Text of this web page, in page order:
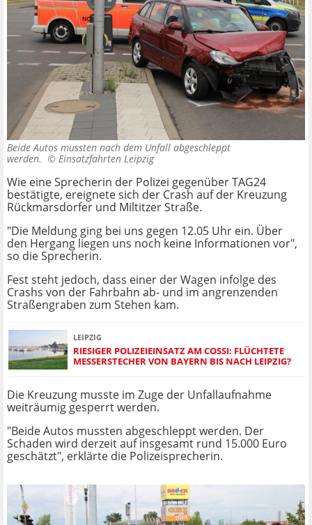
Beide Autos mussten nach dem Unfall abgeschleppt
werden. © Einsatzfahrten Leipzig
Wie eine Sprecherin der Polizei gegenüber TAG24
bestätigte, ereignete sich der Crash auf der Kreuzung
Rückmarsdorfer und Miltitzer Straße.
"Die Meldung ging bei uns gegen 12.05 Uhr ein. Über
den Hergang liegen uns noch keine Informationen vor",
so die Sprecherin.
Fest steht jedoch, dass einer der Wagen infolge des
Crashs von der Fahrbahn ab- und im angrenzenden
Straßengraben zum Stehen kam.
LEIPZIG
RIESIGER POLIZEIEINSATZ AM COSSI: FLÜCHTETE
MESSERSTECHER VON BAYERN BIS NACH LEIPZIG?
Die Kreuzung musste im Zuge der Unfallaufnahme
weiträumig gesperrt werden.
"Beide Autos mussten abgeschleppt werden. Der
Schaden wird derzeit auf insgesamt rund 15.000 Euro
geschätzt", erklärte die Polizeisprecherin.